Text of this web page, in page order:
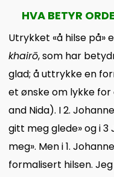
HVA BETYR
Utrykket «å hilse
khairō, som har
glad; å uttrykke en
et ønske om lykke for
and Nida). I 2.
gitt meg glede» og i 3
meg». Men i 1.
formalisert hilsen.